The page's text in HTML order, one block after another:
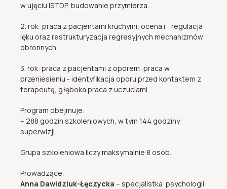
w ujęciu ISTDP, budowanie przymierza.
2. rok: praca z pacjentami kruchymi: ocena i regulacja
lęku oraz restrukturyzacja regresyjnych mechanizmów
obronnych.
3. rok: praca z pacjentami z oporem: praca w
przeniesieniu - identyfikacja oporu przed kontaktem z
terapeutą, głęboka praca z uczuciami.
Program obejmuje:
– 288 godzin szkoleniowych, w tym 144 godziny
superwizji.
Grupa szkoleniowa liczy maksymalnie 8 osób.
Prowadzące:
Anna Dawidziuk-Łęczycka – specjalistka psychologii